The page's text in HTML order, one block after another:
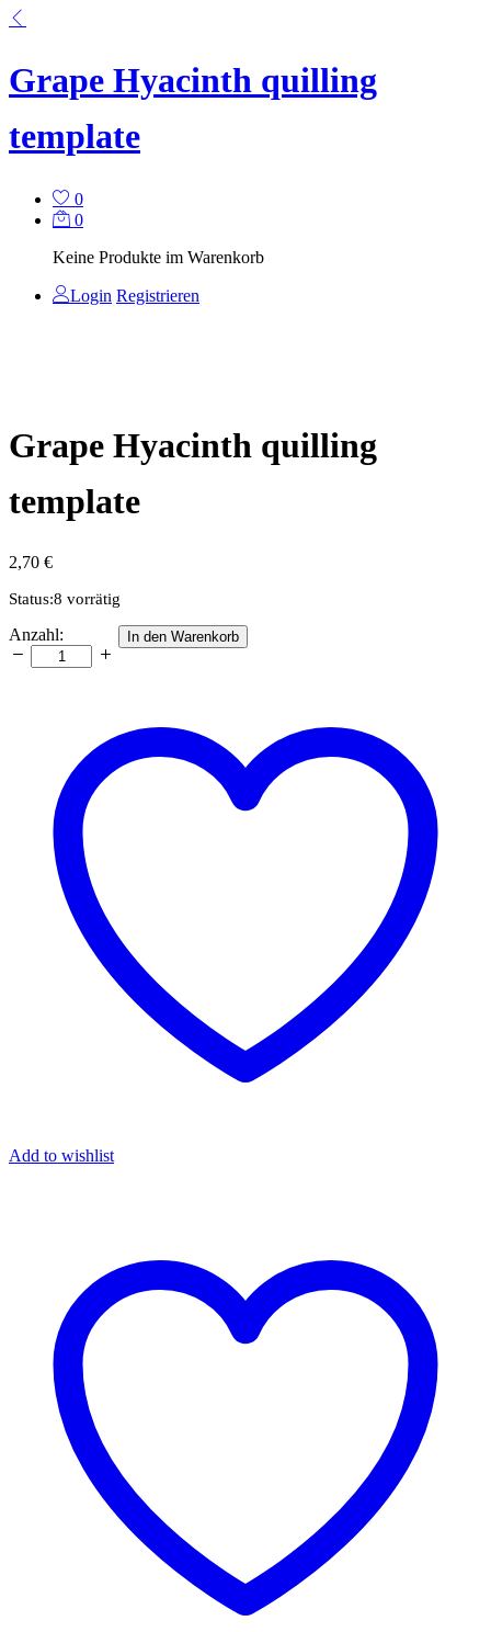
Grape Hyacinth quilling
template
0
0
Keine Produkte im Warenkorb
Login Registrieren
Grape Hyacinth quilling
template
2,70 €
Status:8 vorrätig
Grape
Hyacinth
quilling
Anzahl: In den Warenkorb
Add to wishlist